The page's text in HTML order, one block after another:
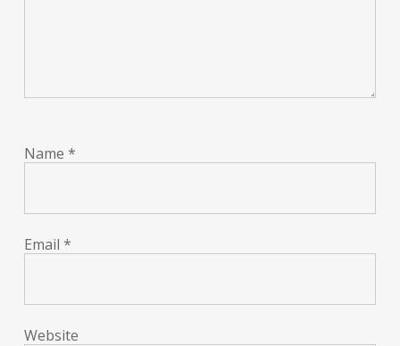
Name *
Email *
Website